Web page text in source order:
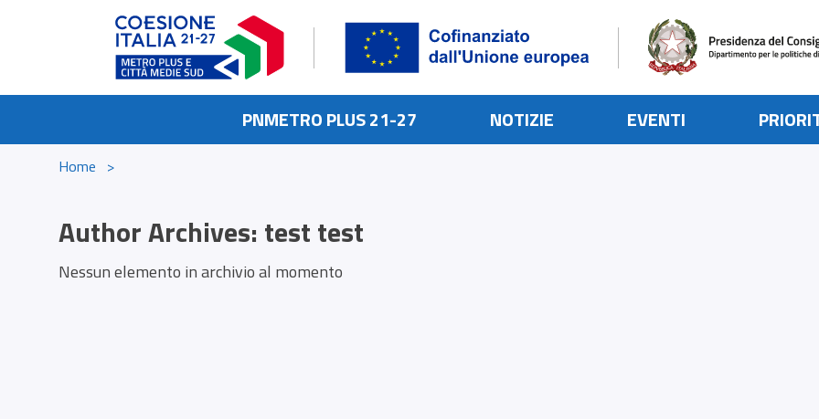
PNMETRO PLUS 21-27 NOTIZIE EVENTI
Home >
Author Archives: test test
Nessun elemento in archivio al momento